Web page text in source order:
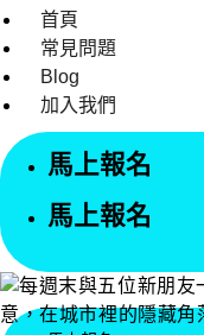
首頁
常見問題
Blog
加入我們
馬上報名
馬上報名